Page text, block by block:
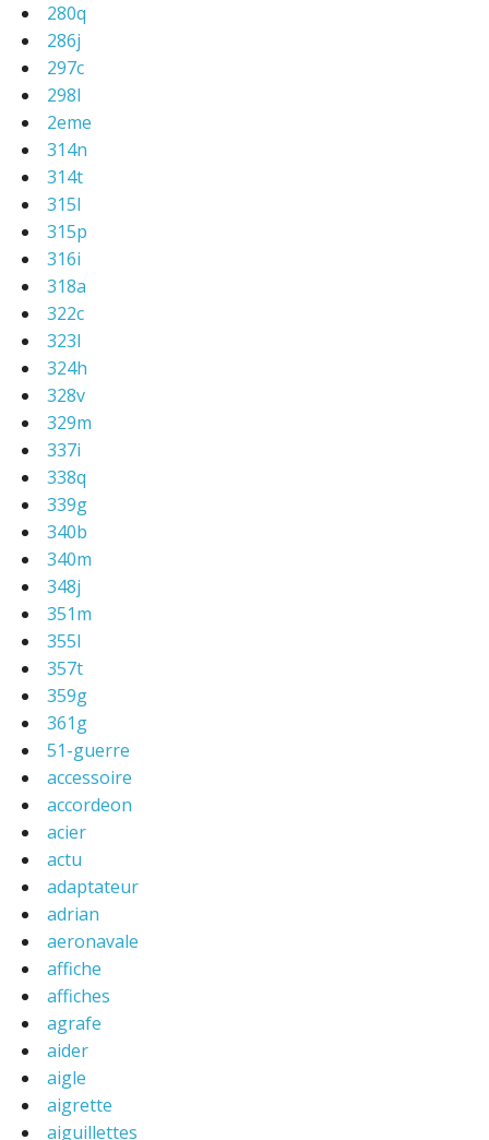
280q
286j
297c
298l
2eme
314n
314t
315l
315p
316i
318a
322c
323l
324h
328v
329m
337i
338q
339g
340b
340m
348j
351m
355l
357t
359g
361g
51-guerre
accessoire
accordeon
acier
actu
adaptateur
adrian
aeronavale
affiche
affiches
agrafe
aider
aigle
aigrette
aiguillettes